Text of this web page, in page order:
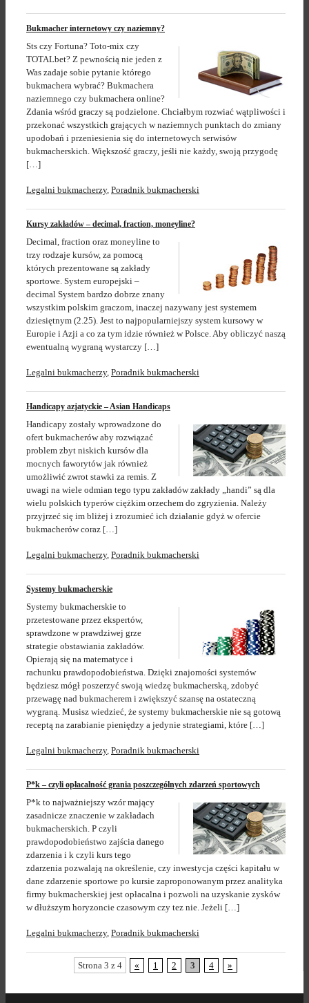
Bukmacher internetowy czy naziemny?
Sts czy Fortuna? Toto-mix czy
TOTALbet? Z pewnością nie jeden z
Was zadaje sobie pytanie którego
bukmachera wybrać? Bukmachera
naziemnego czy bukmachera online?
Zdania wśród graczy są podzielone. Chciałbym rozwiać wątpliwości i
przekonać wszystkich grających w naziemnych punktach do zmiany
upodobań i przeniesienia się do internetowych serwisów
bukmacherskich. Większość graczy, jeśli nie każdy, swoją przygodę
[…]
Legalni bukmacherzy, Poradnik bukmacherski
Kursy zakładów – decimal, fraction, moneyline?
Decimal, fraction oraz moneyline to
trzy rodzaje kursów, za pomocą
których prezentowane są zakłady
sportowe. System europejski –
decimal System bardzo dobrze znany
wszystkim polskim graczom, inaczej nazywany jest systemem
dziesiętnym (2.25). Jest to najpopularniejszy system kursowy w
Europie i Azji a co za tym idzie również w Polsce. Aby obliczyć naszą
ewentualną wygraną wystarczy […]
Legalni bukmacherzy, Poradnik bukmacherski
Handicapy azjatyckie – Asian Handicaps
Handicapy zostały wprowadzone do
ofert bukmacherów aby rozwiązać
problem zbyt niskich kursów dla
mocnych faworytów jak również
umożliwić zwrot stawki za remis. Z
uwagi na wiele odmian tego typu zakładów zakłady „handi” są dla
wielu polskich typerów ciężkim orzechem do zgryzienia. Należy
przyjrzeć się im bliżej i zrozumieć ich działanie gdyż w ofercie
bukmacherów coraz […]
Legalni bukmacherzy, Poradnik bukmacherski
Systemy bukmacherskie
Systemy bukmacherskie to
przetestowane przez ekspertów,
sprawdzone w prawdziwej grze
strategie obstawiania zakładów.
Opierają się na matematyce i
rachunku prawdopodobieństwa. Dzięki znajomości systemów
będziesz mógł poszerzyć swoją wiedzę bukmacherską, zdobyć
przewagę nad bukmacherem i zwiększyć szansę na ostateczną
wygraną. Musisz wiedzieć, że systemy bukmacherskie nie są gotową
receptą na zarabianie pieniędzy a jedynie strategiami, które […]
Legalni bukmacherzy, Poradnik bukmacherski
P*k – czyli opłacalność grania poszczególnych zdarzeń sportowych
P*k to najważniejszy wzór mający
zasadnicze znaczenie w zakładach
bukmacherskich. P czyli
prawdopodobieństwo zajścia danego
zdarzenia i k czyli kurs tego
zdarzenia pozwalają na określenie, czy inwestycja części kapitału w
dane zdarzenie sportowe po kursie zaproponowanym przez analityka
firmy bukmacherskiej jest opłacalna i pozwoli na uzyskanie zysków
w dłuższym horyzoncie czasowym czy tez nie. Jeżeli […]
Legalni bukmacherzy, Poradnik bukmacherski
Strona 3 z 4 « 1 2 3 4 »